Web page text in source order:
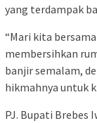
yang terdampak
“Mari kita
membersihkan
banjir semalam,
hikmahnya untuk
PJ. Bupati Brebes